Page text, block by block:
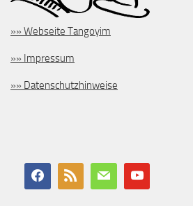
»» Webseite Tangoyim
»» Impressum
»» Datenschutzhinweise